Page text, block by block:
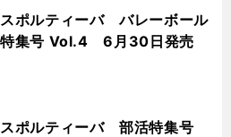
スポルティーバ バレーボール
特集号 Vol.4 6月30日発売
スポルティーバ 部活特集号